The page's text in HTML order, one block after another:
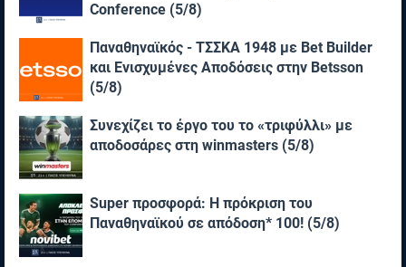
Conference (5/8)
Παναθηναϊκός - ΤΣΣΚΑ 1948 με Bet Builder
και Ενισχυμένες Αποδόσεις στην Betsson
(5/8)
Συνεχίζει το έργο του το «τριφύλλι» με
αποδοσάρες στη winmasters (5/8)
Super προσφορά: Η πρόκριση του
Παναθηναϊκού σε απόδοση* 100! (5/8)